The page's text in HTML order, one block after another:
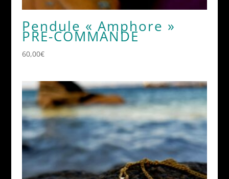
Pendule « Amphore »
PRE-COMMANDE
60,00€